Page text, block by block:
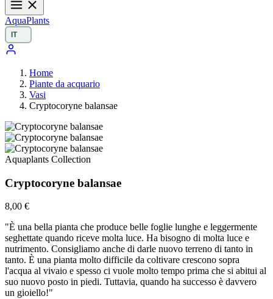
AquaPlants
Home
Piante da acquario
Vasi
Cryptocoryne balansae
Aquaplants Collection
Cryptocoryne balansae
8,00 €
"È una bella pianta che produce belle foglie lunghe e leggermente
seghettate quando riceve molta luce. Ha bisogno di molta luce e
nutrimento. Consigliamo anche di darle nuovo terreno di tanto in
tanto. È una pianta molto difficile da coltivare crescono sopra
l'acqua al vivaio e spesso ci vuole molto tempo prima che si abitui al
suo nuovo posto in piedi. Tuttavia, quando ha successo è davvero
un gioiello!"